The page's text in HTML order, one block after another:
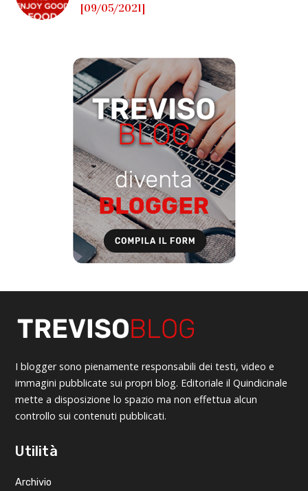
[09/05/2021]
I blogger sono pienamente responsabili dei testi, video e
immagini pubblicate sui propri blog. Editoriale il Quindicinale
mette a disposizione lo spazio ma non effettua alcun
controllo sui contenuti pubblicati.
Utilità
Archivio